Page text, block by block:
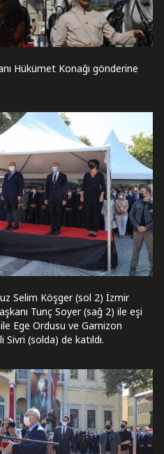
Hükümet Konağı gönderine
Selim Köşger (sol 2) İzmir
Tunç Soyer (sağ 2) ile eşi
Ege Ordusu ve Garnizon
(solda) de katıldı.